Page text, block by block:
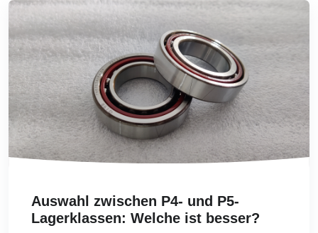
Auswahl zwischen P4- und P5-
Lagerklassen: Welche ist besser?